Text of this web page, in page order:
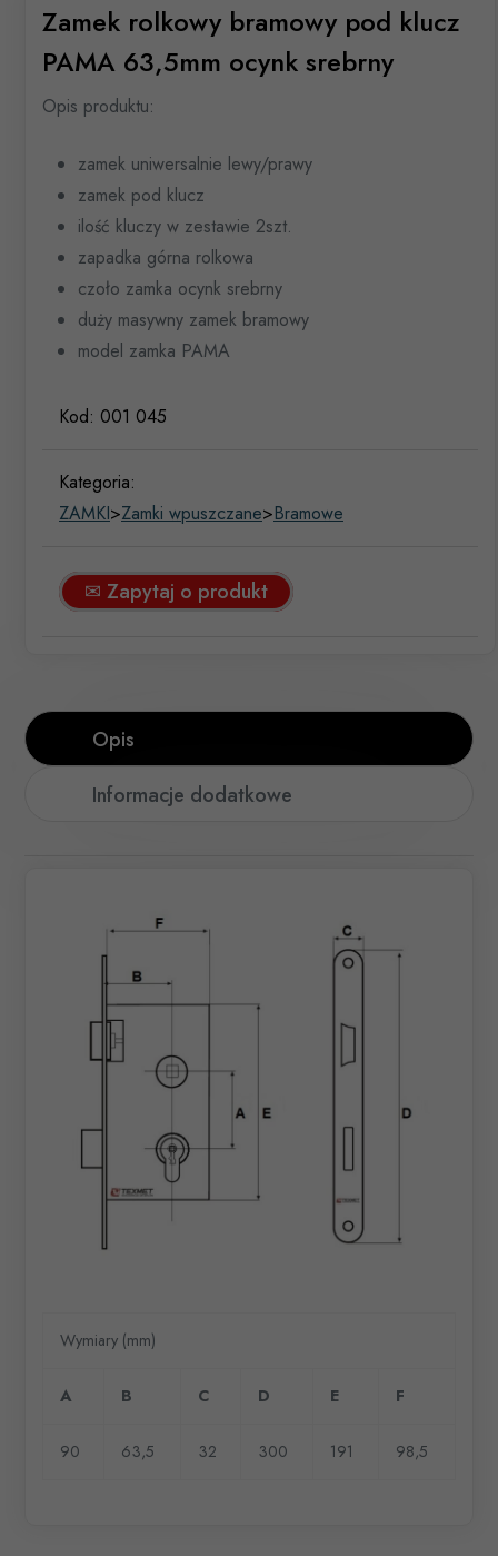
Zamek rolkowy bramowy pod klucz
PAMA 63,5mm ocynk srebrny
Opis produktu:
zamek uniwersalnie lewy/prawy
zamek pod klucz
ilość kluczy w zestawie 2szt.
zapadka górna rolkowa
czoło zamka ocynk srebrny
duży masywny zamek bramowy
model zamka PAMA
Kod: 001 045
Kategoria:
ZAMKI>Zamki wpuszczane>Bramowe
✉ Zapytaj o produkt
Opis
Informacje dodatkowe
Wymiary (mm)
A B C D E F
90 63,5 32 300 191 98,5